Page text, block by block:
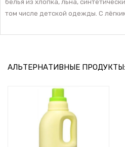
белья из хлопка, льна,
том числе детской одежды. С
АЛЬТЕРНАТИВНЫЕ ПРОДУКТЫ: